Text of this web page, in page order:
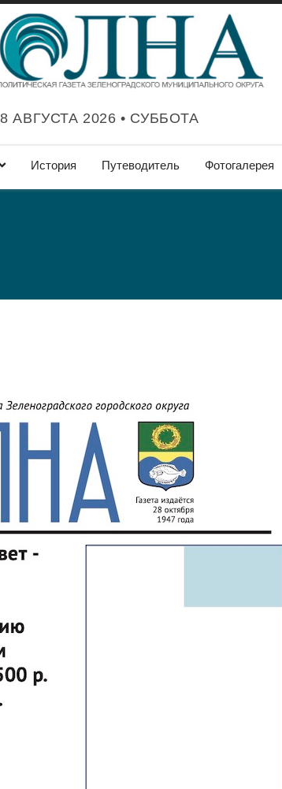
8 АВГУСТА 2026 • СУББОТА
История Путеводитель Фотогалерея